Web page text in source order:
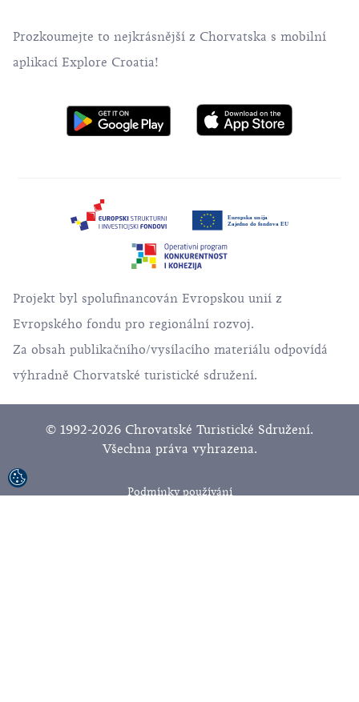
Prozkoumejte to nejkrásnější z Chorvatska s mobilní
aplikací Explore Croatia!
Projekt byl spolufinancován Evropskou unií z
Evropského fondu pro regionální rozvoj.
Za obsah publikačního/vysílacího materiálu odpovídá
výhradně Chorvatské turistické sdružení.
© 1992-2026 Chrovatské Turistické Sdružení.
Všechna práva vyhrazena.
Podmínky používání